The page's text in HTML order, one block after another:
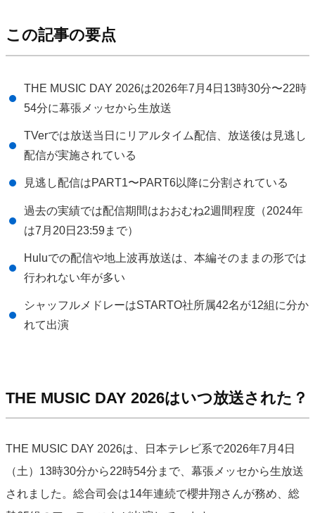
この記事の要点
THE MUSIC DAY 2026は2026年7月4日13時30分〜22時
54分に幕張メッセから生放送
TVerでは放送当日にリアルタイム配信、放送後は見逃し
配信が実施されている
見逃し配信はPART1〜PART6以降に分割されている
過去の実績では配信期間はおおむね2週間程度（2024年
は7月20日23:59まで）
Huluでの配信や地上波再放送は、本編そのままの形では
行われない年が多い
シャッフルメドレーはSTARTO社所属42名が12組に分か
れて出演
THE MUSIC DAY 2026はいつ放送された？
THE MUSIC DAY 2026は、日本テレビ系で2026年7月4日
（土）13時30分から22時54分まで、幕張メッセから生放送
されました。総合司会は14年連続で櫻井翔さんが務め、総